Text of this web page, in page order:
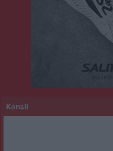
Kansli